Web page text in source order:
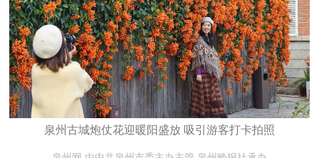
泉州古城炮仗花迎暖阳盛放 吸引游客打卡拍照